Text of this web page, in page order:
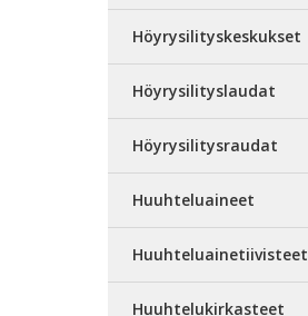
Höyrysilityskeskukset
Höyrysilityslaudat
Höyrysilitysraudat
Huuhteluaineet
Huuhteluainetiivisteet
Huuhtelukirkasteet